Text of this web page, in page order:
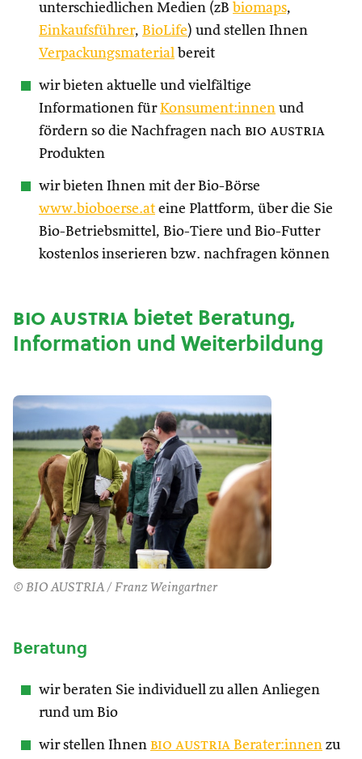
unterschiedlichen Medien (zB biomaps,
Einkaufsführer, BioLife) und stellen Ihnen
Verpackungsmaterial bereit
wir bieten aktuelle und vielfältige
Informationen fürKonsument:innen und
fördern so die Nachfragen nach bio austria
Produkten
wir bieten Ihnen mit der Bio-Börse
www.bioboerse.at eine Plattform, über die Sie
Bio-Betriebsmittel, Bio-Tiere und Bio-Futter
kostenlos inserieren bzw. nachfragen können
bio austriabietet Beratung,
Information und Weiterbildung
© BIO AUSTRIA / Franz Weingartner
Beratung
wir beraten Sie individuell zu allen Anliegen
rund um Bio
wir stellen Ihnen bio austria Berater:innen zu